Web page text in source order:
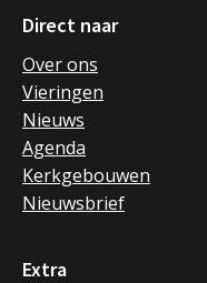
Direct naar
Over ons
Vieringen
Nieuws
Agenda
Kerkgebouwen
Nieuwsbrief
Extra